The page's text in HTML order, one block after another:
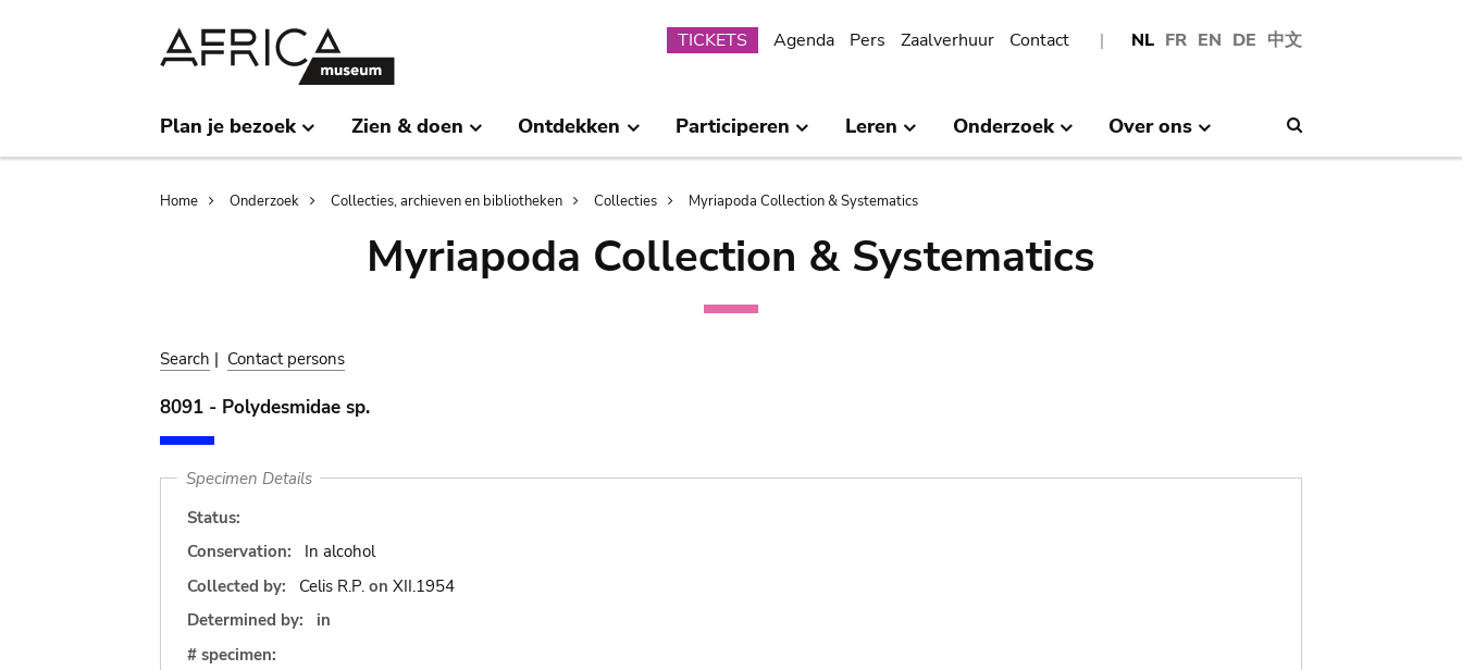
NL FR EN DE 中文
Submenu
TICKETS Agenda Pers Zaalverhuur Contact
Plan je bezoek Zien & doen Ontdekken Participeren Leren Onderzoek Over ons
Breadcrumb
Home Onderzoek Collecties, archieven en bibliotheken Collecties Myriapoda Collection & Systematics
Myriapoda Collection & Systematics
Search | Contact persons
8091 - Polydesmidae sp.
Specimen Details
Status:
Conservation:
In alcohol
Collected by:
Celis R.P. on XII.1954
Determined by:
in
# specimen: